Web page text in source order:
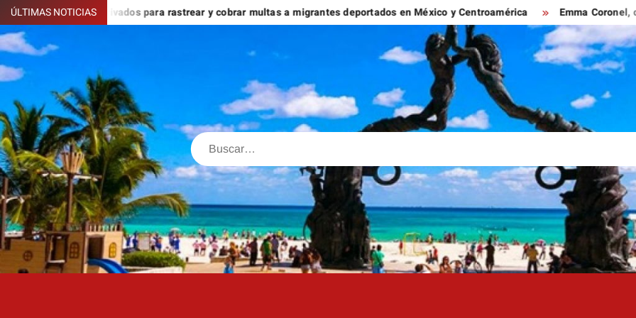
Saltar
al
contenido
ÚLTIMAS NOTICIAS
contratar a privados para rastrear y cobrar multas a migrantes deportados en México y Centroamérica Emma Coronel, de
Buscar